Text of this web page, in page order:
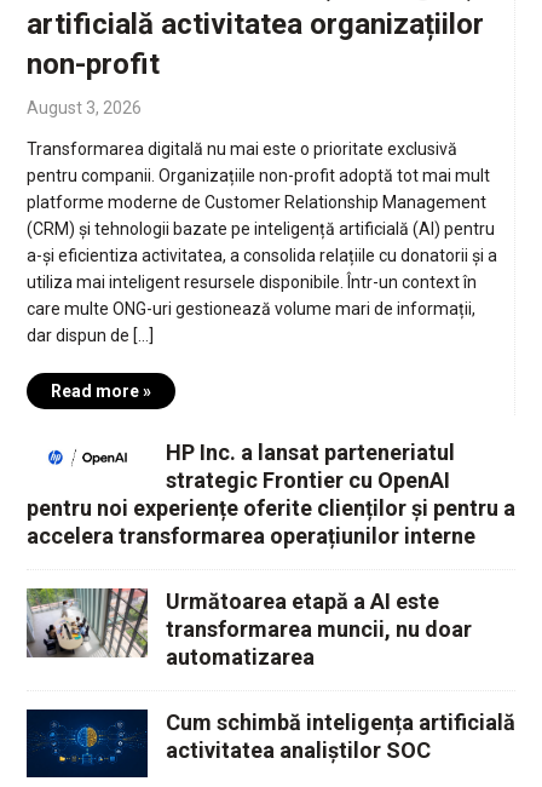
artificială activitatea organizațiilor
non-profit
August 3, 2026
Transformarea digitală nu mai este o prioritate exclusivă
pentru companii. Organizațiile non-profit adoptă tot mai mult
platforme moderne de Customer Relationship Management
(CRM) și tehnologii bazate pe inteligență artificială (AI) pentru
a-și eficientiza activitatea, a consolida relațiile cu donatorii și a
utiliza mai inteligent resursele disponibile. Într-un context în
care multe ONG-uri gestionează volume mari de informații,
dar dispun de […]
Read more »
HP Inc. a lansat parteneriatul
strategic Frontier cu OpenAI
pentru noi experiențe oferite clienților și pentru a
accelera transformarea operațiunilor interne
Următoarea etapă a AI este
transformarea muncii, nu doar
automatizarea
Cum schimbă inteligența artificială
activitatea analiștilor SOC